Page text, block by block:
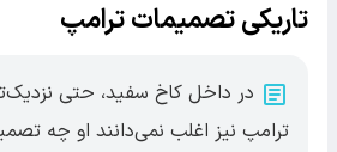
تاریکی تصمیمات ترامپ
در داخل کاخ سفید، حتی
ترامپ نیز اغلب نمی‌دانند او چه